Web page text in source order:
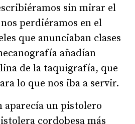
sin mirar el
perdiéramos en el
que anunciaban clases
añadían
de la taquigrafía, que
lo que nos iba a servir.
aparecía un pistolero
cordobesa más